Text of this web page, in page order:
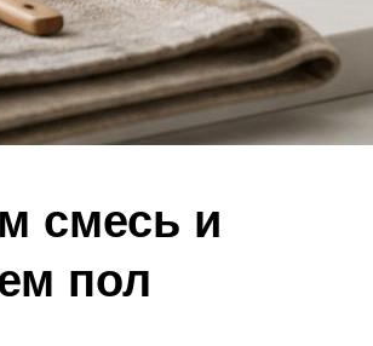
смесь и
пол